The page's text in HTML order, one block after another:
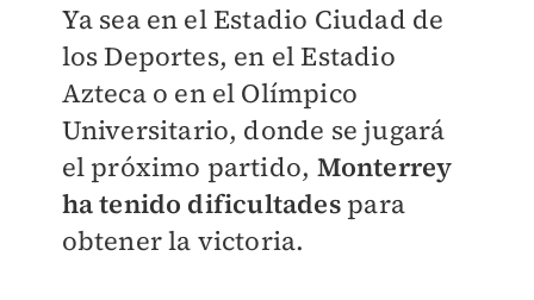
Ya sea en el Estadio Ciudad de
los Deportes, en el Estadio
Azteca o en el Olímpico
Universitario, donde se jugará
el próximo partido, Monterrey
ha tenido dificultadespara
obtener la victoria.